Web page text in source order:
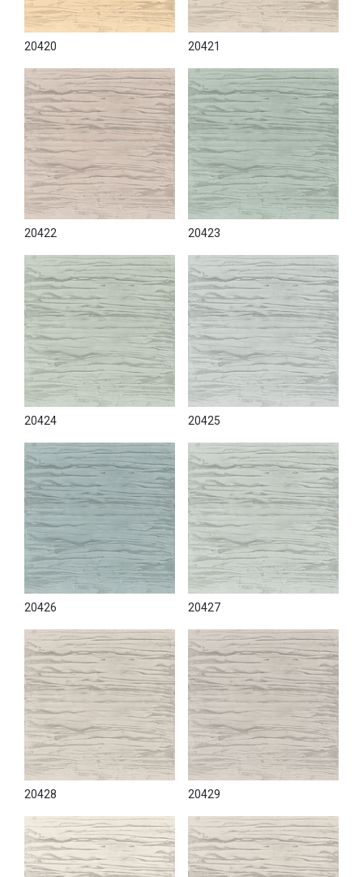
20420 20421
20422 20423
20424 20425
20426 20427
20428 20429